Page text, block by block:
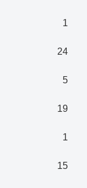
1
24
5
19
1
15